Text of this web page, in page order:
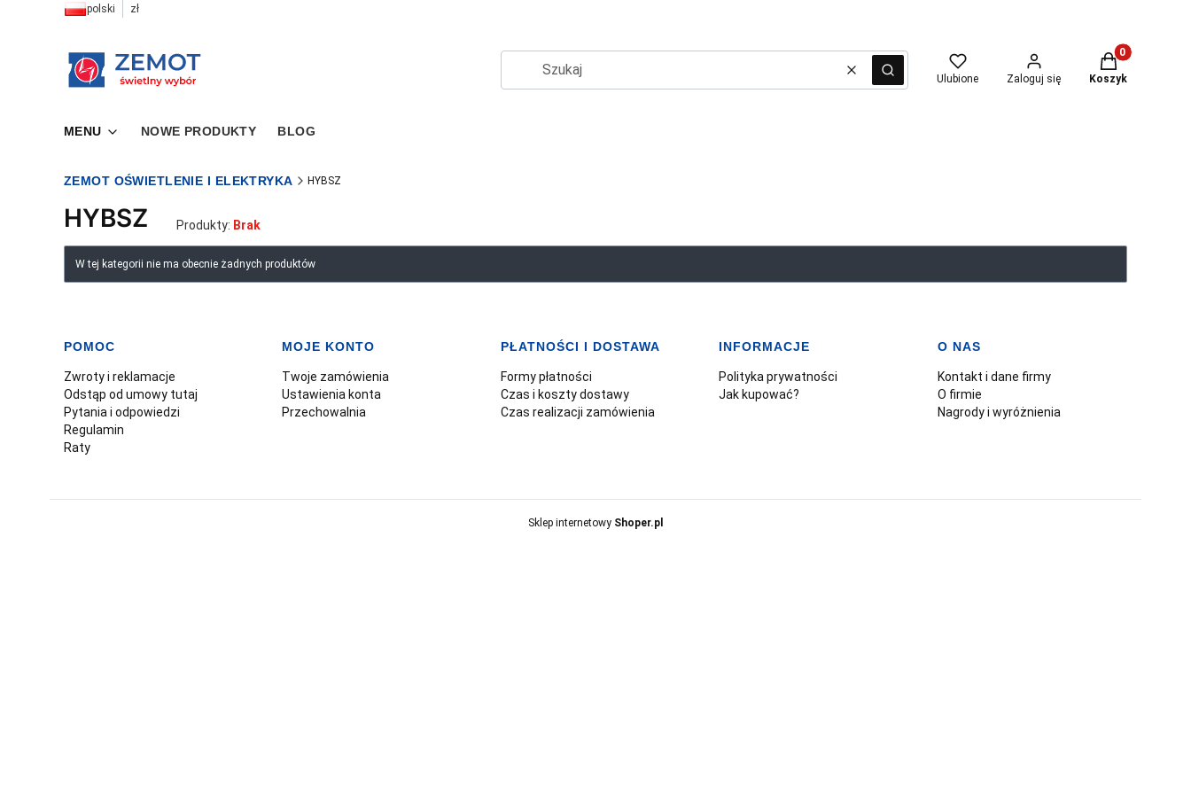
polski zł
WyczyśćSzukaj Ulubione Zaloguj się
Produkty w
Koszyk
MENU NOWE PRODUKTY BLOG
ZEMOT OŚWIETLENIE I ELEKTRYKA HYBSZ
HYBSZ Produkty: Brak
Lista produktów
W tej kategorii nie ma obecnie żadnych produktów
Linki w stopce
POMOC
Zwroty i reklamacje
Odstąp od umowy tutaj
Pytania i odpowiedzi
Regulamin
Raty
MOJE KONTO
Twoje zamówienia
Ustawienia konta
Przechowalnia
PŁATNOŚCI I DOSTAWA
Formy płatności
Czas i koszty dostawy
Czas realizacji zamówienia
INFORMACJE
Polityka prywatności
Jak kupować?
O NAS
Kontakt i dane firmy
O firmie
Nagrody i wyróżnienia
Sklep internetowy Shoper.pl